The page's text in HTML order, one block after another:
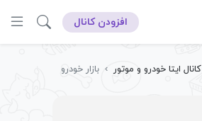
افزودن کانال
کانال ایتا خودرو و موتور › بازار خودرو